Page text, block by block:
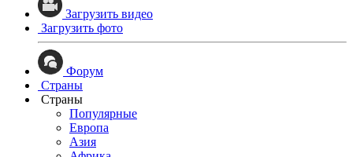
Загрузить видео
Загрузить фото
Форум
Страны
Страны
Популярные
Европа
Азия